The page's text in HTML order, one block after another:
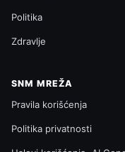
Politika
Zdravlje
SNM MREŽA
Pravila korišćenja
Politika privatnosti